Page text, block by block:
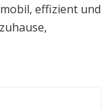
effizient und